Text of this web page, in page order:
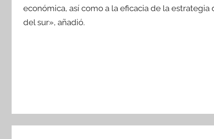
económica, así como a la eficacia de la
del sur», añadió.